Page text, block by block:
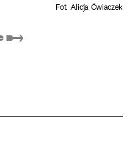
Fot. Alicja Ćwiaczek
➸